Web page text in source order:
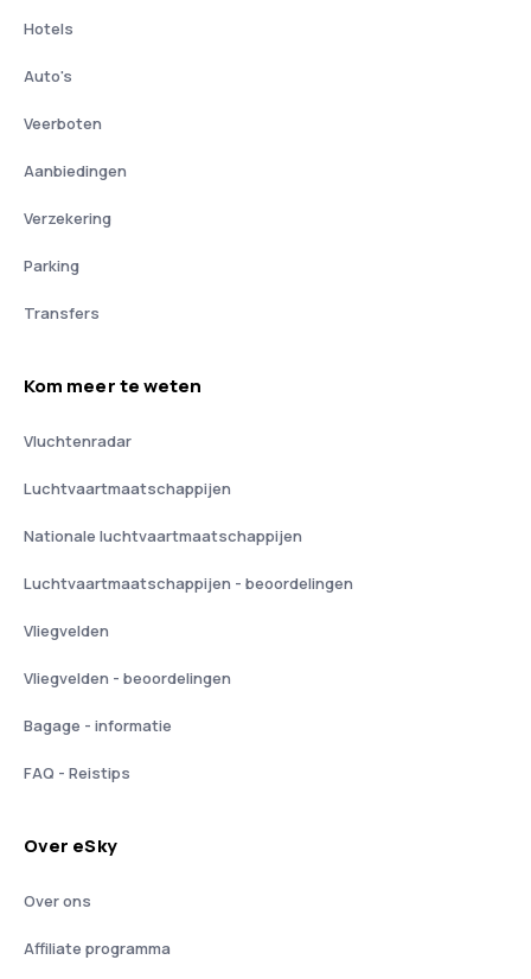
Hotels
Auto's
Veerboten
Aanbiedingen
Verzekering
Parking
Transfers
Kom meer te weten
Vluchtenradar
Luchtvaartmaatschappijen
Nationale luchtvaartmaatschappijen
Luchtvaartmaatschappijen - beoordelingen
Vliegvelden
Vliegvelden - beoordelingen
Bagage - informatie
FAQ - Reistips
Over eSky
Over ons
Affiliate programma